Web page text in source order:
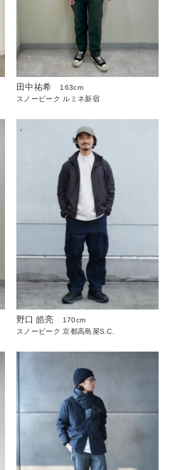
田中祐希
163cm
スノーピーク ルミネ新宿
野口 皓亮
170cm
スノーピーク 京都高島屋S.C.